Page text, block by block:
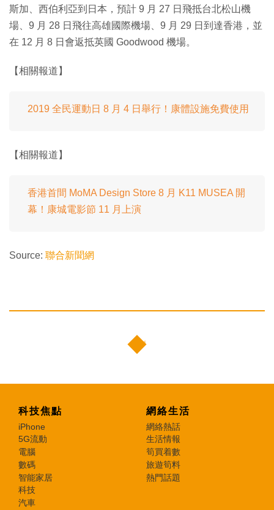
斯加、西伯利亞到日本，預計 9 月 27 日飛抵台北松山機
場、9 月 28 日飛往高雄國際機場、9 月 29 日到達香港，並
在 12 月 8 日會返抵英國 Goodwood 機場。
【相關報道】
2019 全民運動日 8 月 4 日舉行！康體設施免費使用
【相關報道】
香港首間 MoMA Design Store 8 月 K11 MUSEA 開
幕！康城電影節 11 月上演
Source: 聯合新聞網
科技焦點
iPhone
5G流動
電腦
數碼
智能家居
科技
汽車
網絡生活
網絡熱話
生活情報
筍買着數
旅遊筍料
熱門話題